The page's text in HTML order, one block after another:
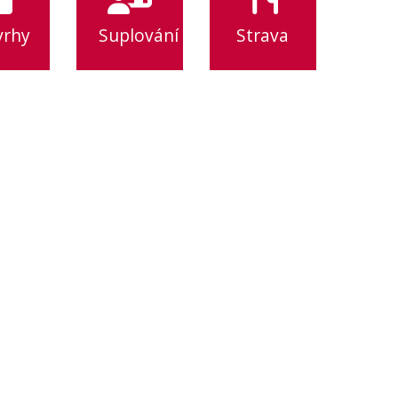
Suplování Strava